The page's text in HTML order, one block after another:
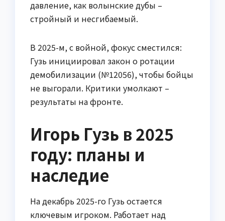
давление, как волынские дубы –
стройный и несгибаемый.
В 2025-м, с войной, фокус сместился:
Гузь инициировал закон о ротации
демобилизации (№12056), чтобы бойцы
не выгорали. Критики умолкают –
результаты на фронте.
Игорь Гузь в 2025
году: планы и
наследие
На декабрь 2025-го Гузь остается
ключевым игроком. Работает над